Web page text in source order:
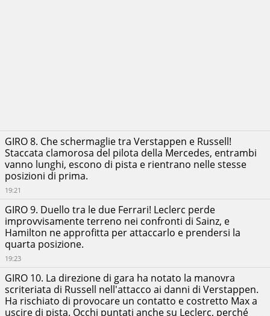
GIRO 10. La direzione di gara ha notato la manovra
scriteriata di Russell nell'attacco ai danni di Verstappen.
Ha rischiato di provocare un contatto e costretto Max a
uscire di pista. Occhi puntati anche su Leclerc, perché
GIRO 9. Duello tra le due Ferrari! Leclerc perde
improvvisamente terreno nei confronti di Sainz, e
Hamilton ne approfitta per attaccarlo e prendersi la
quarta posizione.
19:23
GIRO 8. Che schermaglie tra Verstappen e Russell!
Staccata clamorosa del pilota della Mercedes, entrambi
vanno lunghi, escono di pista e rientrano nelle stesse
posizioni di prima.
19:21